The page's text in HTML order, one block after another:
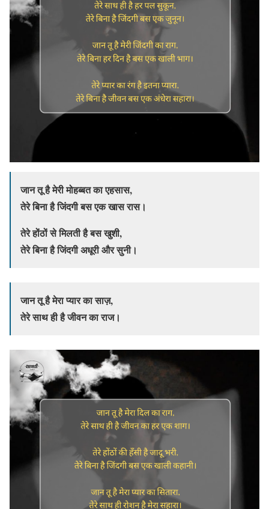
जान तू है मेरी मोहब्बत का एहसास,
तेरे बिना है जिंदगी बस एक खास रास।
तेरे होंठों से मिलती है बस खुशी,
तेरे बिना है जिंदगी अधूरी और सुनी।
जान तू है मेरा प्यार का साज़,
तेरे साथ ही है जीवन का राज।